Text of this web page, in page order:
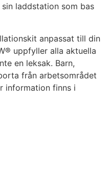
laddstation som bas
anpassat till din
uppfyller alla aktuella
en leksak. Barn,
från arbetsområdet
information finns i